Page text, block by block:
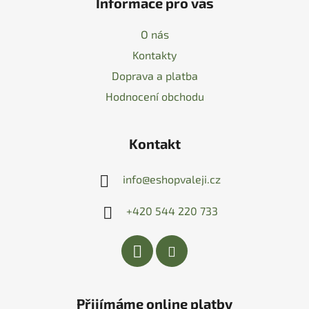
O nás
Kontakty
Doprava a platba
Hodnocení obchodu
Kontakt
info@eshopvaleji.cz
+420 544 220 733
Přijímáme online platby